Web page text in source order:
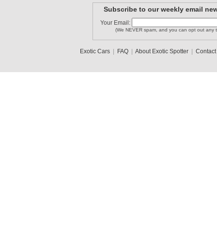
Subscribe to our weekly email
Your Email:
(We NEVER spam, and you can opt out any
Exotic Cars| FAQ| About Exotic Spotter| Contact